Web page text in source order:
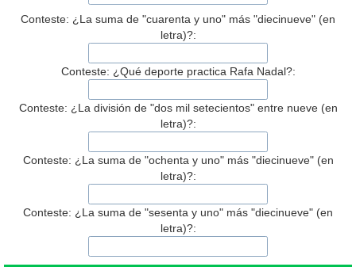
Conteste: ¿La suma de "cuarenta y uno" más "diecinueve" (en
letra)?:
Conteste: ¿Qué deporte practica Rafa Nadal?:
Conteste: ¿La división de "dos mil setecientos" entre nueve (en
letra)?:
Conteste: ¿La suma de "ochenta y uno" más "diecinueve" (en
letra)?:
Conteste: ¿La suma de "sesenta y uno" más "diecinueve" (en
letra)?: